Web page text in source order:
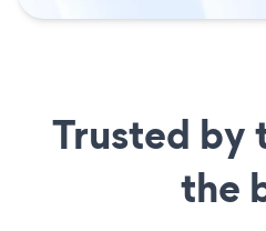
Trusted by
the